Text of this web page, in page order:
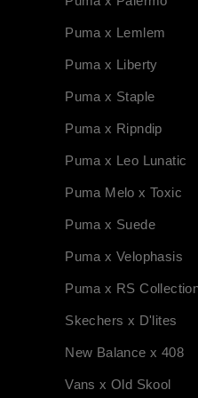
Puma x Lemlem
Puma x Liberty
Puma x Staple
Puma x Ripndip
Puma x Leo Lunatic
Puma Melo x Toxic
Puma x Suede
Puma x Velophasis
Puma x RS
Skechers x D'lites
New Balance x 408
Vans x Old Skool